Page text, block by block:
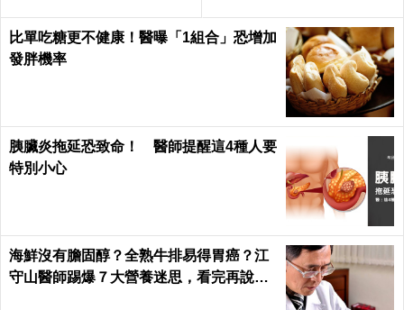
肝膿瘍死亡率甚高！早期發病三大關鍵症狀要警
惕：連發燒也不能輕忽
吃越瘦，速排毒、潤腸小腹婆OUT｜每日
健康 Health
動，忙拍戲照樣身形緊實
Recommended by